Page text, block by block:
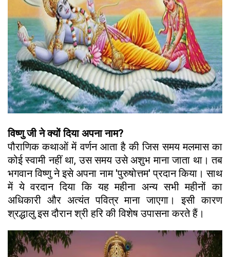
विष्णु जी ने क्यों दिया अपना नाम?
पौराणिक कथाओं में वर्णन आता है की जिस समय मलमास का
कोई स्वामी नहीं था, उस समय उसे अशुभ माना जाता था। तब
भगवान विष्णु ने इसे अपना नाम 'पुरुषोत्तम' प्रदान किया। साथ
में ये वरदान दिया कि यह महीना अन्य सभी महीनों का
अधिकारी और अत्यंत पवित्र माना जाएगा। इसी कारण
श्रद्धालु इस दौरान श्री हरि की विशेष उपासना करते हैं।